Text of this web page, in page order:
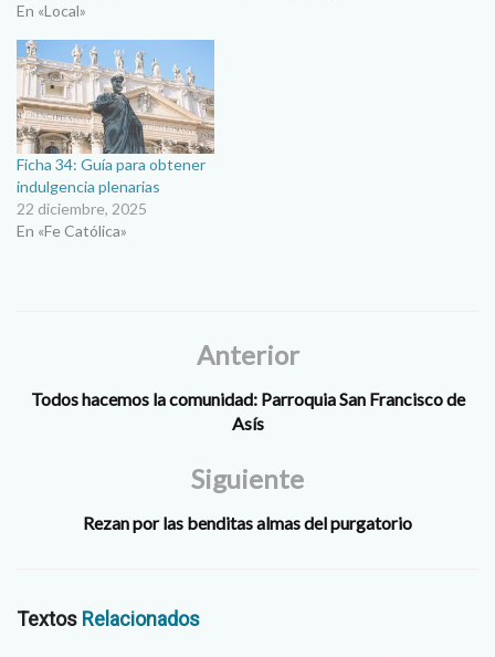
En «Local»
Ficha 34: Guía para obtener
indulgencia plenarias
22 diciembre, 2025
En «Fe Católica»
Anterior
Todos hacemos la comunidad: Parroquia San Francisco de
Asís
Siguiente
Rezan por las benditas almas del purgatorio
Textos Relacionados